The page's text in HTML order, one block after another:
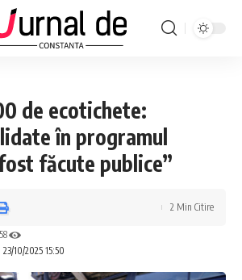
de ecotichete:
în programul
făcute publice”
10/2025 15:50
2 Min Citire